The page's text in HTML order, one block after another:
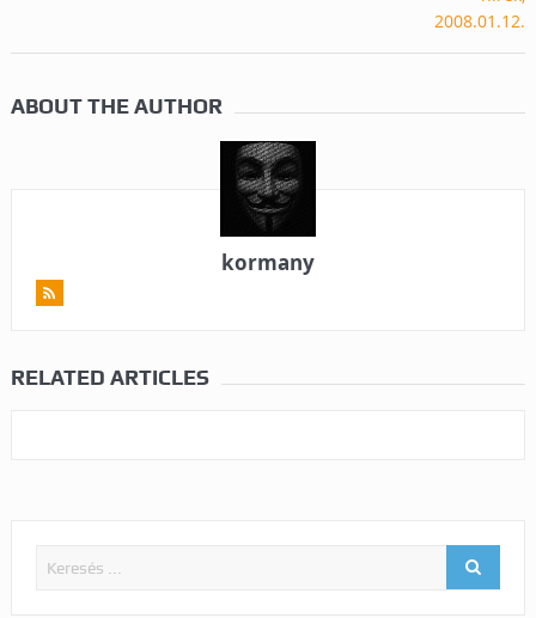
ABOUT THE AUTHOR
kormany
RELATED ARTICLES